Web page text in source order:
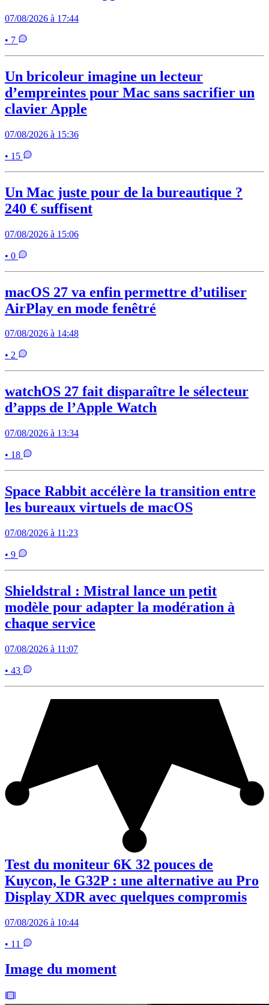
07/08/2026 à 17:44
• 7
Un bricoleur imagine un lecteur
d’empreintes pour Mac sans sacrifier un
clavier Apple
07/08/2026 à 15:36
• 15
Un Mac juste pour de la bureautique ?
240 € suffisent
07/08/2026 à 15:06
• 0
macOS 27 va enfin permettre d’utiliser
AirPlay en mode fenêtré
07/08/2026 à 14:48
• 2
watchOS 27 fait disparaître le sélecteur
d’apps de l’Apple Watch
07/08/2026 à 13:34
• 18
Space Rabbit accélère la transition entre
les bureaux virtuels de macOS
07/08/2026 à 11:23
• 9
Shieldstral : Mistral lance un petit
modèle pour adapter la modération à
chaque service
07/08/2026 à 11:07
• 43
Test du moniteur 6K 32 pouces de
Kuycon, le G32P : une alternative au Pro
Display XDR avec quelques compromis
07/08/2026 à 10:44
• 11
Image du moment